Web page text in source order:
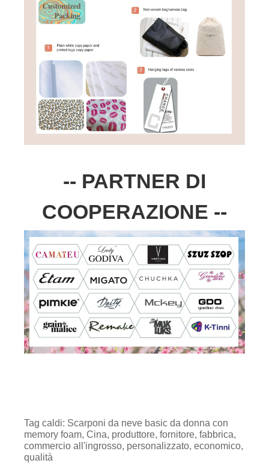
-- PARTNER DI
COOPERAZIONE --
Tag caldi: Scarponi da neve basic da donna con
memory foam, Cina, produttore, fornitore, fabbrica,
commercio all'ingrosso, personalizzato, economico,
qualità